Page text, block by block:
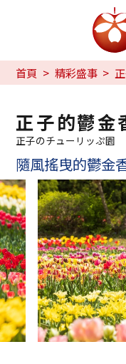
首頁 精彩盛事
正子的鬱金
正子のチューリッぷ園
隨風搖曳的鬱金